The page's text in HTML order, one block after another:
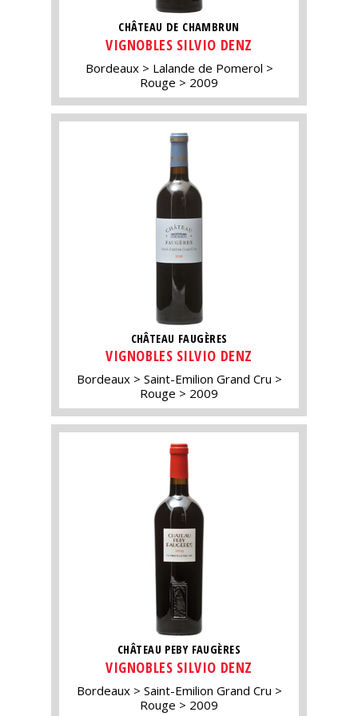
CHÂTEAU DE CHAMBRUN
VIGNOBLES SILVIO DENZ
Bordeaux
Lalande de Pomerol
Rouge
2009
CHÂTEAU FAUGÈRES
VIGNOBLES SILVIO DENZ
Bordeaux
Saint-Emilion Grand Cru
Rouge
2009
CHÂTEAU PEBY FAUGÈRES
VIGNOBLES SILVIO DENZ
Bordeaux
Saint-Emilion Grand Cru
Rouge
2009